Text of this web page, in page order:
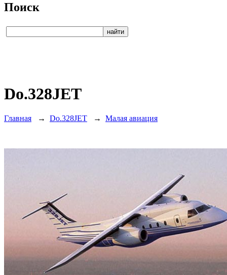
Поиск
Do.328JET
Главная → Do.328JET → Малая авиация